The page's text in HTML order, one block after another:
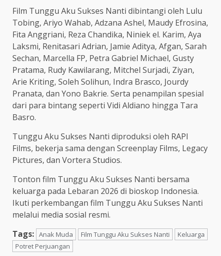
Film Tunggu Aku Sukses Nanti dibintangi oleh Lulu
Tobing, Ariyo Wahab, Adzana Ashel, Maudy Efrosina,
Fita Anggriani, Reza Chandika, Niniek el. Karim, Aya
Laksmi, Renitasari Adrian, Jamie Aditya, Afgan, Sarah
Sechan, Marcella FP, Petra Gabriel Michael, Gusty
Pratama, Rudy Kawilarang, Mitchel Surjadi, Ziyan,
Arie Kriting, Soleh Solihun, Indra Brasco, Jourdy
Pranata, dan Yono Bakrie. Serta penampilan spesial
dari para bintang seperti Vidi Aldiano hingga Tara
Basro.
Tunggu Aku Sukses Nanti diproduksi oleh RAPI
Films, bekerja sama dengan Screenplay Films, Legacy
Pictures, dan Vortera Studios.
Tonton film Tunggu Aku Sukses Nanti bersama
keluarga pada Lebaran 2026 di bioskop Indonesia.
Ikuti perkembangan film Tunggu Aku Sukses Nanti
melalui media sosial resmi.
Tags: Anak Muda Film Tunggu Aku Sukses Nanti
Keluarga
Potret Perjuangan